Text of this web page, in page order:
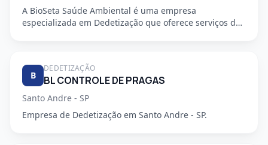
A BioSeta Saúde Ambiental é uma empresa
especializada em Dedetização que oferece serviços de
B
DEDETIZAÇÃO
BL CONTROLE DE PRAGAS
Santo Andre - SP
Empresa de Dedetização em Santo Andre - SP.